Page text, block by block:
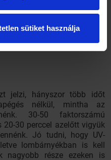
sütiket használja
alkalmazzuk a fényvédő
fény hatására megnőtt
véd a további
jelzi, hányszor több időt
nélkül, mintha az
30-50 faktorszámú
20-30 perccel azelőtt vigyük
Jó tudni, hogy UV-
lombárnyékban is kell
nagyobb része ezeken is